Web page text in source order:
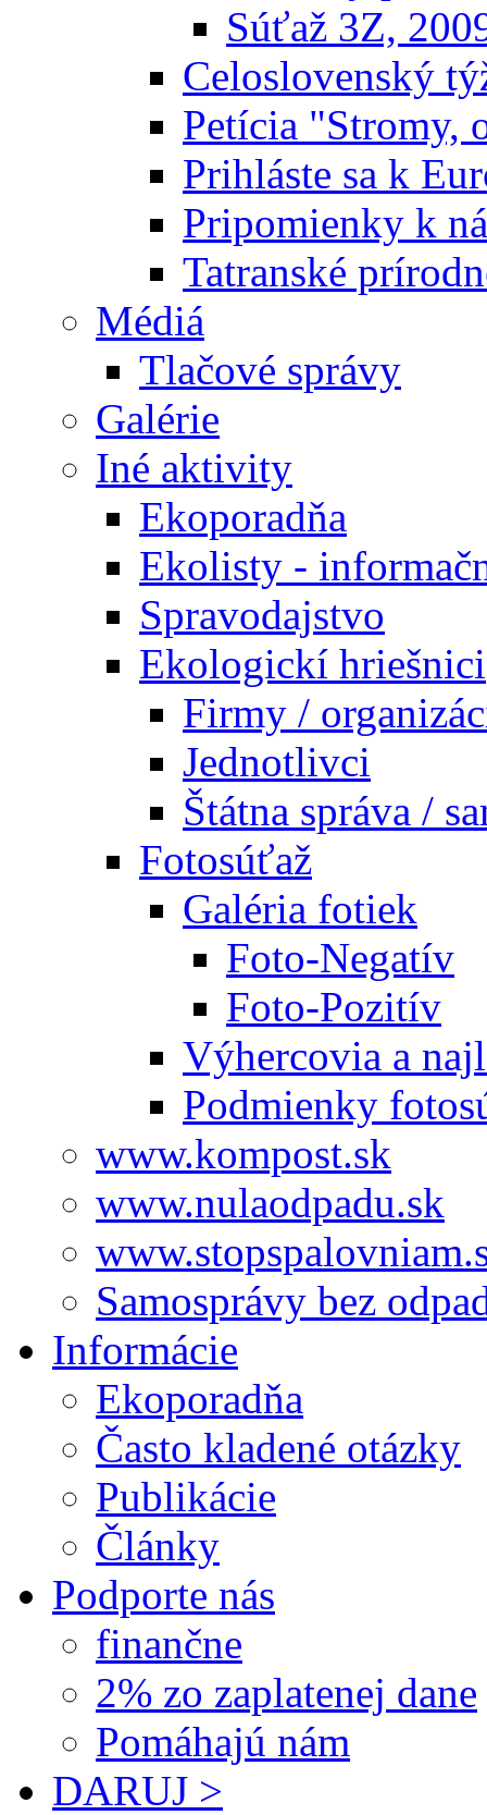
Súťaž 3Z,
Celoslovenský
Petícia "Stromy,
Prihláste sa k
Pripomienky k
Tatranské
Médiá
Tlačové správy
Galérie
Iné aktivity
Ekoporadňa
Ekolisty -
Spravodajstvo
Ekologickí hriešnici
Firmy /
Jednotlivci
Štátna správa /
Fotosúťaž
Galéria fotiek
Foto-Negatív
Foto-Pozitív
Výhercovia a
Podmienky
www.kompost.sk
www.nulaodpadu.sk
Samosprávy bez
Informácie
Ekoporadňa
Často kladené otázky
Publikácie
Články
Podporte nás
finančne
2% zo zaplatenej dane
Pomáhajú nám
DARUJ >